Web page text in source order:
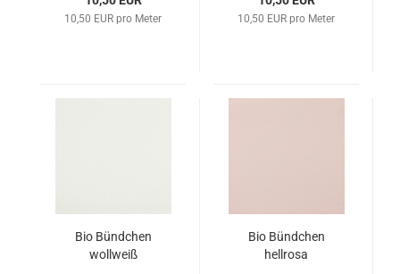
10,50 EUR pro Meter 10,50 EUR pro Meter
Bio Bündchen
wollweiß
Bio Bündchen
hellrosa